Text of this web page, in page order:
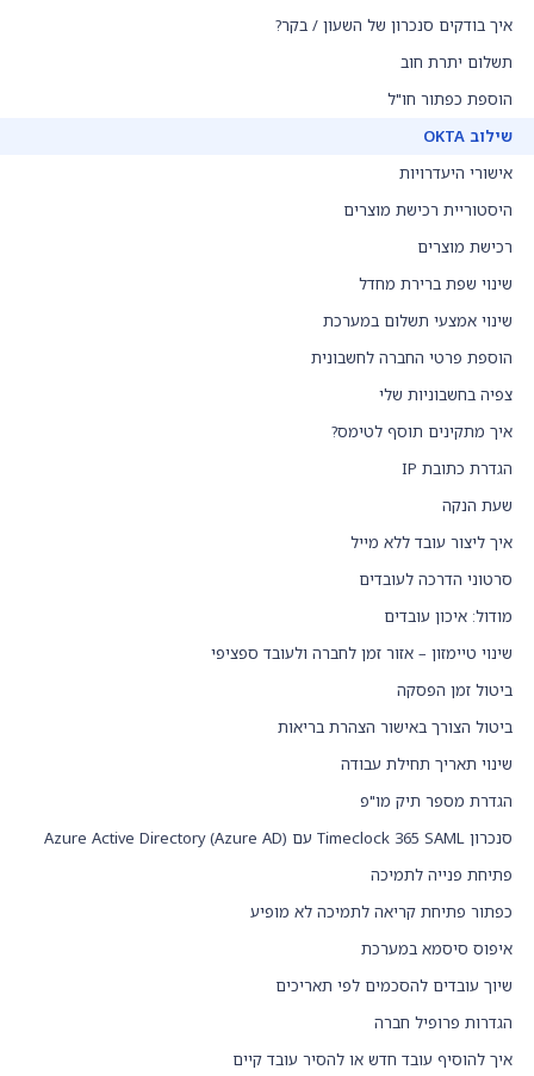
איך בודקים סנכרון של השעון / בקר?
תשלום יתרת חוב
הוספת כפתור חו"ל
שילוב OKTA
אישורי היעדרויות
היסטוריית רכישת מוצרים
רכישת מוצרים
שינוי שפת ברירת מחדל
שינוי אמצעי תשלום במערכת
הוספת פרטי החברה לחשבונית
צפיה בחשבוניות שלי
איך מתקינים תוסף לטימס?
הגדרת כתובת IP
שעת הנקה
איך ליצור עובד ללא מייל
סרטוני הדרכה לעובדים
מודול: איכון עובדים
שינוי טיימזון – אזור זמן לחברה ולעובד ספציפי
ביטול זמן הפסקה
ביטול הצורך באישור הצהרת בריאות
שינוי תאריך תחילת עבודה
הגדרת מספר תיק מו"פ
סנכרון Timeclock 365 SAML עם Azure Active Directory (Azure AD)
פתיחת פנייה לתמיכה
כפתור פתיחת קריאה לתמיכה לא מופיע
איפוס סיסמא במערכת
שיוך עובדים להסכמים לפי תאריכים
הגדרות פרופיל חברה
איך להוסיף עובד חדש או להסיר עובד קיים